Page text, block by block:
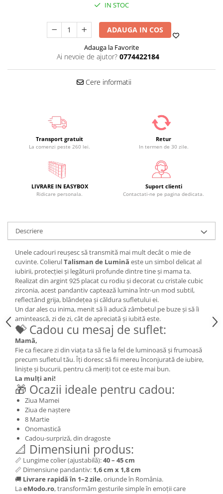
IN STOC
ADAUGA IN COS
Adauga la Favorite
Ai nevoie de ajutor? 0774422184
Cere informatii
Transport gratuit
La comenzi peste 260 lei.
Retur
In termen de 30 zile.
LIVRARE IN EASYBOX
Ridicare personala.
Suport clienti
Contactati-ne pe pagina dedicata.
Descriere
Unele cadouri reușesc să transmită mai mult decât o mie de
cuvinte. ColierulTalisman de Lumină este un simbol delicat al
iubirii, protecției și legăturii profunde dintre tine și mama ta.
Realizat din argint 925 placat cu rodiu și decorat cu cristale cubic
zirconia, acest pandantiv captează lumina într-un mod subtil,
reflectând grija, blândețea și căldura sufletului ei.
Un dar ales cu inima, menit să îi aducă zâmbetul pe buze și să îi
amintească, zi de zi, cât de apreciată și iubită este.
💝 Cadou cu mesaj de suflet:
Mamă,
Fie ca fiecare zi din viața ta să fie la fel de luminoasă și frumoasă
precum sufletul tău. Îți doresc să fii mereu înconjurată de iubire,
liniște și bucurii, pentru că meriți tot ce este mai bun.
La mulți ani!
🎁 Ocazii ideale pentru cadou:
Ziua Mamei
Ziua de naștere
8 Martie
Onomastică
Cadou-surpriză, din dragoste
📐 Dimensiuni produs:
📏 Lungime colier (ajustabilă):40 – 45 cm
📏 Dimensiune pandantiv: 1,6 cm x 1,8 cm
🚚 Livrare rapidă în 1–2 zile, oriunde în România.
LaeModo.ro, transformăm gesturile simple în emoții care